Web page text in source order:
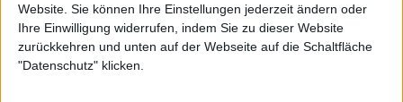
Website. Sie können Ihre Einstellungen jederzeit ändern oder
Ihre Einwilligung widerrufen, indem Sie zu dieser Website
zurückkehren und unten auf der Webseite auf die Schaltfläche
"Datenschutz" klicken.